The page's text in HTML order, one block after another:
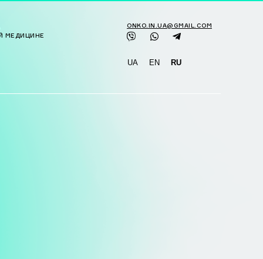
МЕДИЦИНЕ
ONKO.IN.UA@GMAIL.COM
UA EN RU